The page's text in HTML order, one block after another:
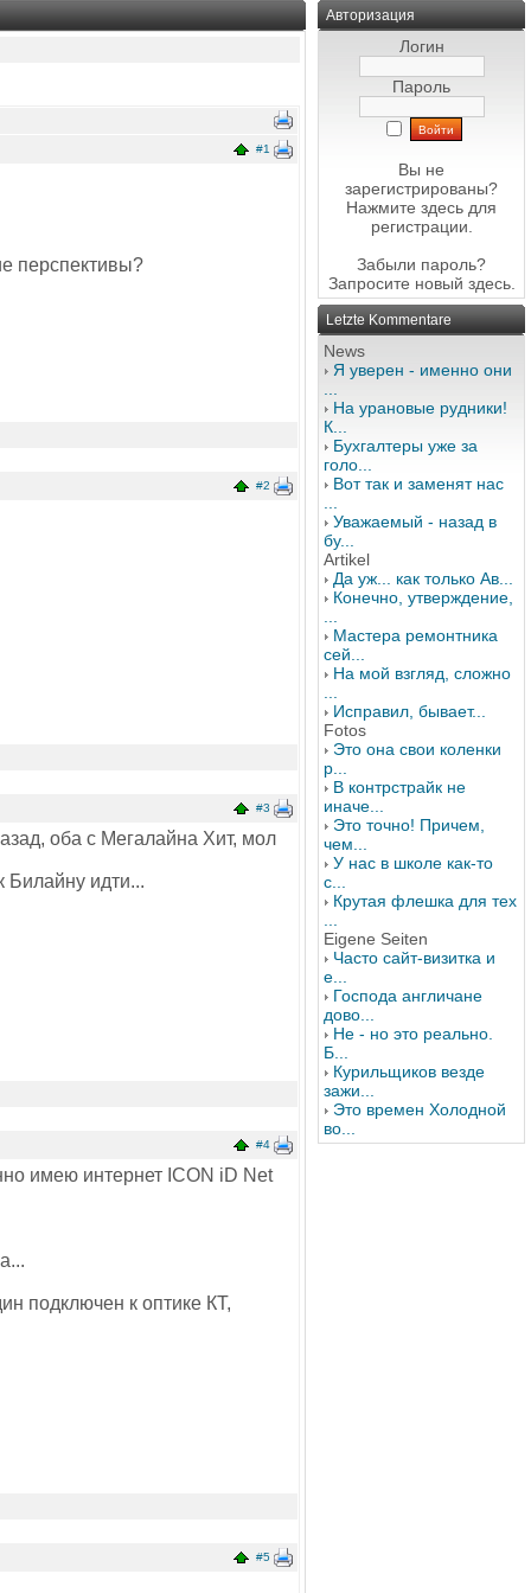
#1
перспективы?
#2
#3
оба с Мегалайна Хит, мол
Билайну идти...
#4
имею интернет ICON iD Net
подключен к оптике КТ,
#5
Авторизация
Логин
Пароль
Вы не
зарегистрированы?
Нажмите здесь для
регистрации.
Забыли пароль?
Запросите новый здесь.
Letzte Kommentare
News
Я уверен - именно они
На урановые рудники!
К...
Бухгалтеры уже за
голо...
Вот так и заменят нас
Уважаемый - назад в
бу...
Artikel
Да уж... как только Ав...
Конечно, утверждение,
Мастера ремонтника
сей...
На мой взгляд, сложно
Исправил, бывает...
Fotos
Это она свои коленки
р...
В контрстрайк не
иначе...
Это точно! Причем,
чем...
У нас в школе как-то
с...
Крутая флешка для тех
Eigene Seiten
Часто сайт-визитка и
е...
Господа англичане
дово...
Не - но это реально.
Б...
Курильщиков везде
зажи...
Это времен Холодной
во...